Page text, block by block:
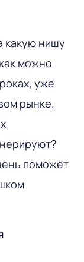
какую нишу
можно
уже
рынке.
поможет